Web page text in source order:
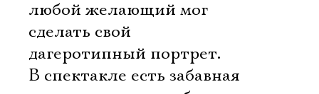
любой желающий мог
сделать свой
дагеротипный портрет.
В спектакле есть забавная